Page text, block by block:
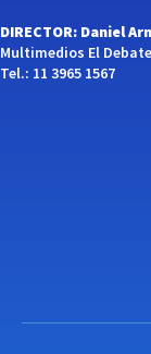
DIRECTOR: Daniel
Multimedios El
Tel.: 11 3965 1567